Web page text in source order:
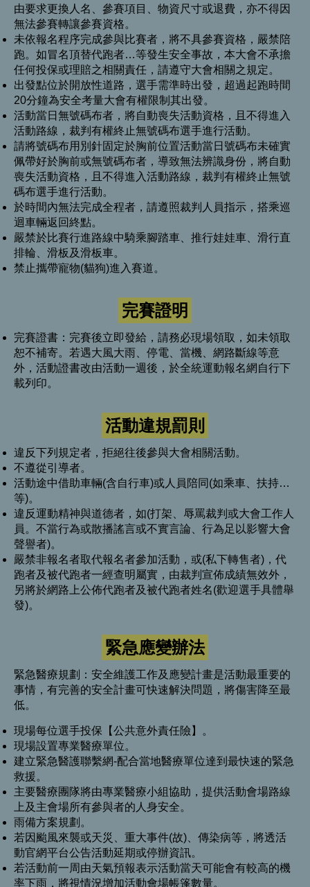
由要求更換人名、參賽項目、物資尺寸或退費，亦不得因
無法參賽轉讓參賽資格。
未依報名程序完成參與比賽者，將不具參賽資格，嚴禁陪
跑。如冒名頂替代跑者…等發生安全事故，本大會不承擔
任何投保或理賠之相關責任，請遵守大會相關之規定。
出發點位於開放性道路，選手需準時出發，超過起跑時間
20分鐘為安全考量大會有權限制其出發。
活動當日無號碼布者，將自動喪失活動資格，且不得進入
活動路線，裁判有權終止無號碼布選手進行活動。
請將號碼布用別針固定於胸前位置活動當日號碼布未確實
佩帶好於胸前或無號碼布者，導致無法辨識身份，將自動
喪失活動資格，且不得進入活動路線，裁判有權終止無號
碼布選手進行活動。
於時間內無法完成全程者，請遵照裁判人員指示，搭乘巡
迴車輛返回終點。
嚴禁於比賽行進路線中騎乘腳踏車、推行娃娃車、滑行直
排輪、滑板及滑板車。
禁止攜帶寵物(貓狗)進入賽道。
完賽證明
完賽證書：完賽後立即發給，請務必現場領取，如未領取
恕不補寄。若遇大風大雨、停電、當機、網路斷線等意
外，活動證書改由活動一週後，於全統運動報名網自行下
載列印。
活動違規罰則
違反下列規定者，拒絕往後參與大會相關活動。
不遵從引導者。
活動途中借助車輛(含自行車)或人員陪同(如乘車、扶持…
等)。
違反運動精神與道德者，如(打架、辱罵裁判或大會工作人
員。不當行為或散播謠言或不實言論、行為足以影響大會
聲譽者)。
嚴禁非報名者取代報名者參加活動，或(私下轉售者)，代
跑者及被代跑者一經查明屬實，由裁判宣佈成績無效外，
另將於網路上公佈代跑者及被代跑者姓名(歡迎選手具體舉
發)。
緊急應變辦法
緊急醫療規劃：安全維護工作及應變計畫是活動最重要的
事情，有完善的安全計畫可快速解決問題，將傷害降至最
低。
現場每位選手投保【公共意外責任險】。
現場設置專業醫療單位。
建立緊急醫護聯繫網-配合當地醫療單位達到最快速的緊急
救援。
主要醫療團隊將由專業醫療小組協助，提供活動會場路線
上及主會場所有參與者的人身安全。
雨備方案規劃。
若因颱風來襲或天災、重大事件(故)、傳染病等，將透活
動官網平台公告活動延期或停辦資訊。
若活動前一周由天氣預報表示活動當天可能會有較高的機
率下雨，將視情況增加活動會場帳篷數量。